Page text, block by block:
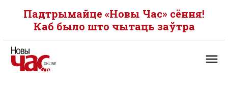
Падтрымайце «Новы Час» сёння!
Каб было што чытаць заўтра